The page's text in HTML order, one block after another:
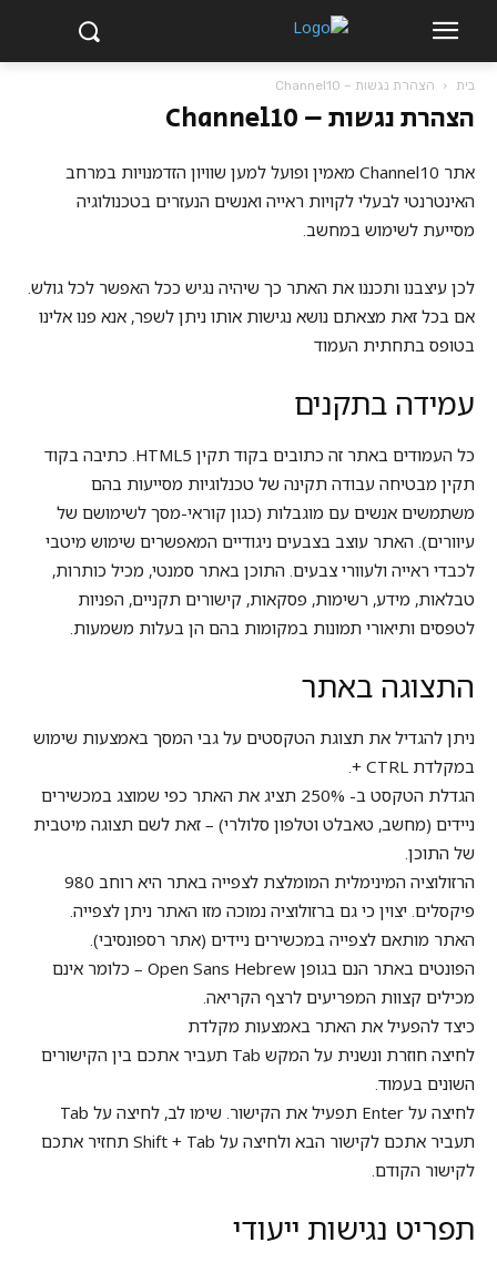
בית הצהרת נגשות – Channel10
הצהרת נגשות – Channel10
אתר Channel10 מאמין ופועל למען שוויון הזדמנויות במרחב
האינטרנטי לבעלי לקויות ראייה ואנשים הנעזרים בטכנולוגיה
מסייעת לשימוש במחשב.
לכן עיצבנו ותכננו את האתר כך שיהיה נגיש ככל האפשר לכל גולש.
אם בכל זאת מצאתם נושא נגישות אותו ניתן לשפר, אנא פנו אלינו
בטופס בתחתית העמוד
עמידה בתקנים
כל העמודים באתר זה כתובים בקוד תקין HTML5. כתיבה בקוד
תקין מבטיחה עבודה תקינה של טכנלוגיות מסייעות בהם
משתמשים אנשים עם מוגבלות (כגון קוראי-מסך לשימושם של
עיוורים). האתר עוצב בצבעים ניגודיים המאפשרים שימוש מיטבי
לכבדי ראייה ולעוורי צבעים. התוכן באתר סמנטי, מכיל כותרות,
טבלאות, מידע, רשימות, פסקאות, קישורים תקניים, הפניות
לטפסים ותיאורי תמונות במקומות בהם הן בעלות משמעות.
התצוגה באתר
ניתן להגדיל את תצוגת הטקסטים על גבי המסך באמצעות שימוש
במקלדת CTRL +.
הגדלת הטקסט ב- 250% תציג את האתר כפי שמוצג במכשירים
ניידים (מחשב, טאבלט וטלפון סלולרי) – זאת לשם תצוגה מיטבית
של התוכן.
הרזולוציה המינימלית המומלצת לצפייה באתר היא רוחב 980
פיקסלים. יצוין כי גם ברזולוציה נמוכה מזו האתר ניתן לצפייה.
האתר מותאם לצפייה במכשירים ניידים (אתר רספונסיבי).
הפונטים באתר הנם בגופן Open Sans Hebrew – כלומר אינם
מכילים קצוות המפריעים לרצף הקריאה.
כיצד להפעיל את האתר באמצעות מקלדת
לחיצה חוזרת ונשנית על המקש Tab תעביר אתכם בין הקישורים
השונים בעמוד.
לחיצה על Enter תפעיל את הקישור. שימו לב, לחיצה על Tab
תעביר אתכם לקישור הבא ולחיצה על Shift + Tab תחזיר אתכם
לקישור הקודם.
תפריט נגישות ייעודי